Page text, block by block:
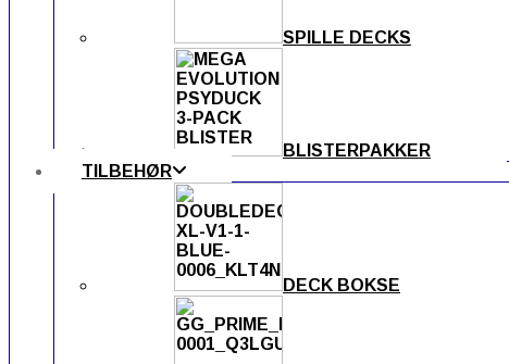
SPILLE DECKS
BLISTERPAKKER
TILBEHØR
DECK BOKSE